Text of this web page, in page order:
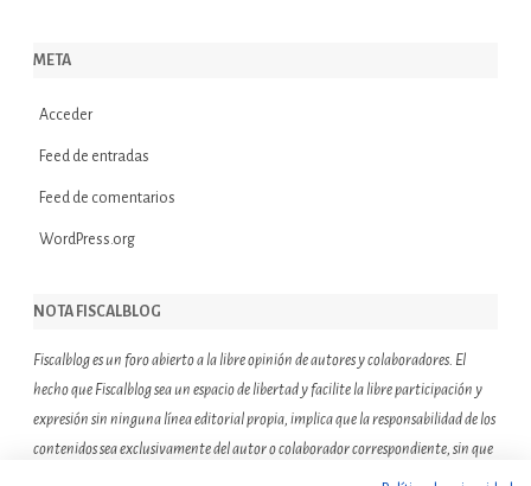
META
Acceder
Feed de entradas
Feed de comentarios
WordPress.org
NOTA FISCALBLOG
Fiscalblog es un foro abierto a la libre opinión de autores y colaboradores. El
hecho que Fiscalblog sea un espacio de libertad y facilite la libre participación y
expresión sin ninguna línea editorial propia, implica que la responsabilidad de los
contenidos sea exclusivamente del autor o colaborador correspondiente, sin que
ello suponga que el resto de miembros de la comunidad de Fiscalblog asuman o